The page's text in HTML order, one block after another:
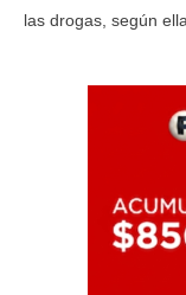
las drogas, según